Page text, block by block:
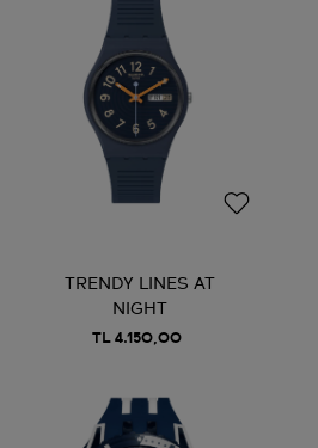
TRENDY LINES AT
NIGHT
TL 4.150,00